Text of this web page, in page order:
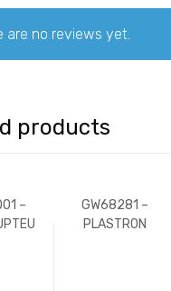
are no reviews yet.
products
–
GW68281 –
PLASTRON